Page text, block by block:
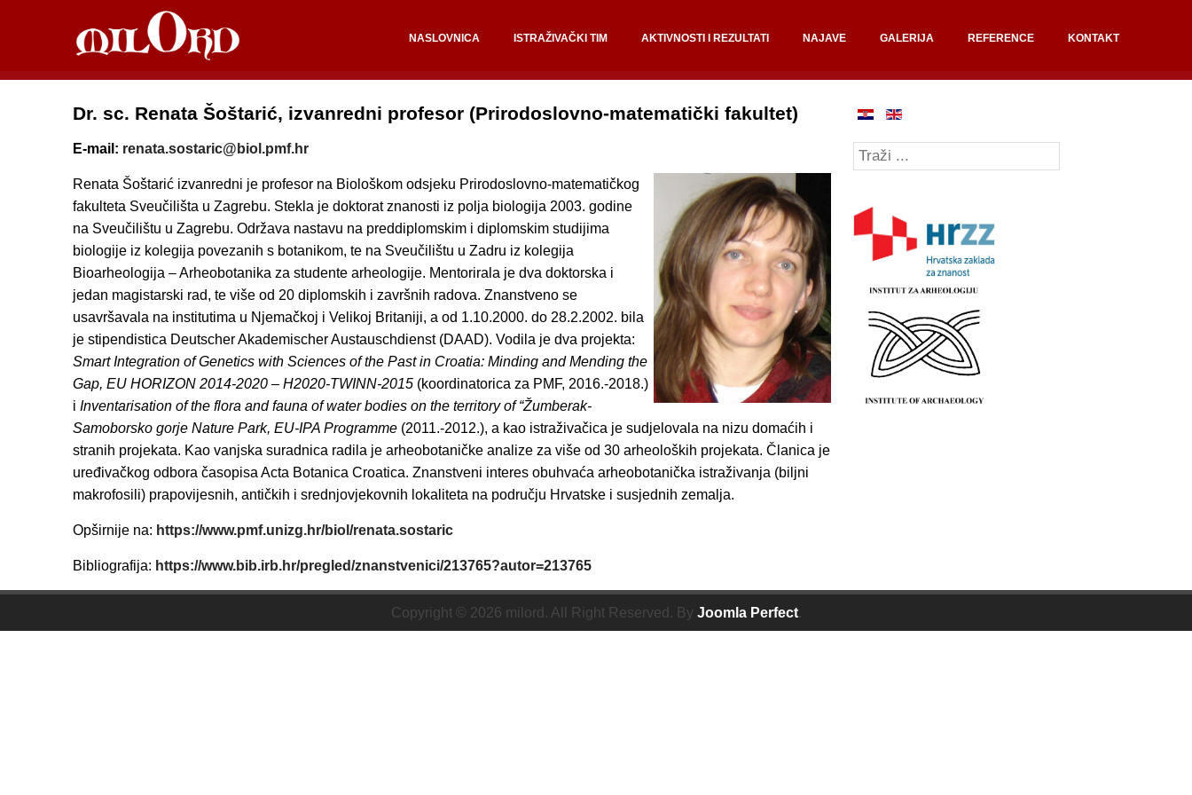
NASLOVNICA ISTRAŽIVAČKI TIM AKTIVNOSTI I REZULTATI NAJAVE GALERIJA REFERENCE KONTAKT
Dr. sc. Renata Šoštarić, izvanredni profesor (Prirodoslovno-matematički fakultet)
E-mail: renata.sostaric@biol.pmf.hr
Renata Šoštarić izvanredni je profesor na Biološkom odsjeku Prirodoslovno-matematičkog
fakulteta Sveučilišta u Zagrebu. Stekla je doktorat znanosti iz polja biologija 2003. godine
na Sveučilištu u Zagrebu. Održava nastavu na preddiplomskim i diplomskim studijima
biologije iz kolegija povezanih s botanikom, te na Sveučilištu u Zadru iz kolegija
Bioarheologija – Arheobotanika za studente arheologije. Mentorirala je dva doktorska i
jedan magistarski rad, te više od 20 diplomskih i završnih radova. Znanstveno se
usavršavala na institutima u Njemačkoj i Velikoj Britaniji, a od 1.10.2000. do 28.2.2002. bila
je stipendistica Deutscher Akademischer Austauschdienst (DAAD). Vodila je dva projekta:
Smart Integration of Genetics with Sciences of the Past in Croatia: Minding and Mending the
Gap, EU HORIZON 2014-2020 – H2020-TWINN-2015 (koordinatorica za PMF, 2016.-2018.)
i Inventarisation of the flora and fauna of water bodies on the territory of “Žumberak-
Samoborsko gorje Nature Park, EU-IPA Programme (2011.-2012.), a kao istraživačica je sudjelovala na nizu domaćih i
stranih projekata. Kao vanjska suradnica radila je arheobotaničke analize za više od 30 arheoloških projekata. Članica je
uređivačkog odbora časopisa Acta Botanica Croatica. Znanstveni interes obuhvaća arheobotanička istraživanja (biljni
makrofosili) prapovijesnih, antičkih i srednjovjekovnih lokaliteta na području Hrvatske i susjednih zemalja.
Opširnije na: https://www.pmf.unizg.hr/biol/renata.sostaric
Bibliografija: https://www.bib.irb.hr/pregled/znanstvenici/213765?autor=213765
Copyright © 2026 milord. All Right Reserved. By Joomla Perfect.